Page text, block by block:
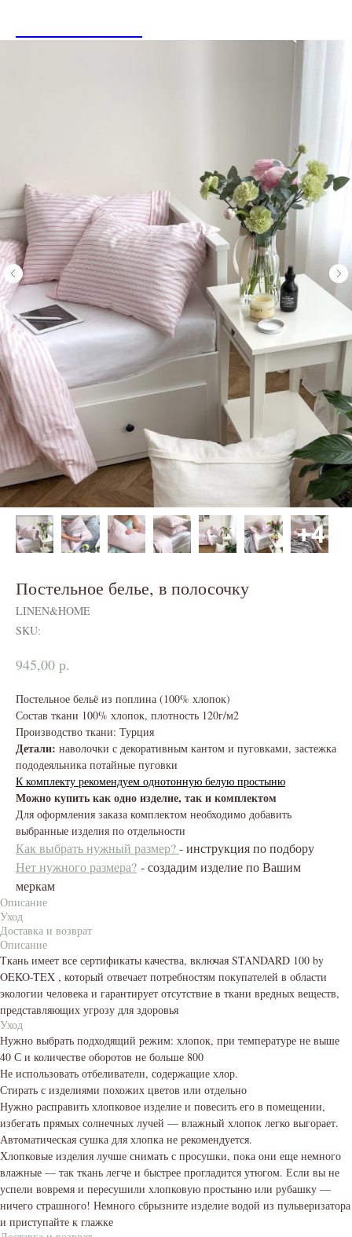
Постельное белье, в полосочку
LINEN&HOME
SKU:
945,00 р.
Постельное бельё из поплина (100% хлопок)
Состав ткани 100% хлопок, плотность 120г/м2
Производство ткани: Турция
Детали: наволочки с декоративным кантом и пуговками, застежка
пододеяльника потайные пуговки
К комплекту рекомендуем однотонную белую простыню
Можно купить как одно изделие, так и комплектом
Для оформления заказа комплектом необходимо добавить
выбранные изделия по отдельности
Как выбрать нужный размер?- инструкция по подбору
Нет нужного размера? - создадим изделие по Вашим
меркам
Описание
Уход
Доставка и возврат
Описание
Ткань имеет все сертификаты качества, включая STANDARD 100 by
OEKO-TEX , который отвечает потребностям покупателей в области
экологии человека и гарантирует отсутствие в ткани вредных веществ,
представляющих угрозу для здоровья
Уход
Нужно выбрать подходящий режим: хлопок, при температуре не выше
40 С и количестве оборотов не больше 800
Не использовать отбеливатели, содержащие хлор.
Стирать с изделиями похожих цветов или отдельно
Нужно расправить хлопковое изделие и повесить его в помещении,
избегать прямых солнечных лучей — влажный хлопок легко выгорает.
Автоматическая сушка для хлопка не рекомендуется.
Хлопковые изделия лучше снимать с просушки, пока они еще немного
влажные — так ткань легче и быстрее прогладится утюгом. Если вы не
успели вовремя и пересушили хлопковую простыню или рубашку —
ничего страшного! Немного сбрызните изделие водой из пульверизатора
и приступайте к глажке